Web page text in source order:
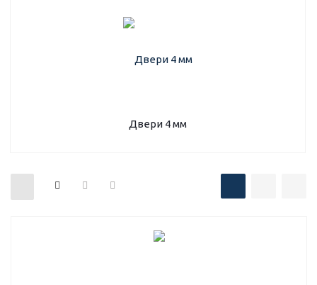
Двери 4 мм